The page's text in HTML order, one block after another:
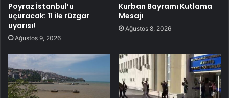
Poyraz İstanbul’u
uçuracak: 11 ile rüzgar
uyarısı!
Ağustos 9, 2026
Kurban Bayramı Kutlama
Mesajı
Ağustos 8, 2026